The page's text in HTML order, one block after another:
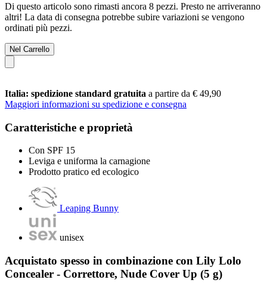
Di questo articolo sono rimasti ancora 8 pezzi. Presto ne arriveranno
altri! La data di consegna potrebbe subire variazioni se vengono
ordinati più pezzi.
Nel Carrello
Italia: spedizione standard gratuita a partire da € 49,90
Maggiori informazioni su spedizione e consegna
Caratteristiche e proprietà
Con SPF 15
Leviga e uniforma la carnagione
Prodotto pratico ed ecologico
Leaping Bunny
unisex
Acquistato spesso in combinazione con Lily Lolo
Concealer - Correttore, Nude Cover Up (5 g)